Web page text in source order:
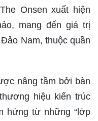
Onsen xuất hiện
mang đến giá trị
Nam, thuộc quần
nâng tầm bởi bàn
hiệu kiến trúc
hứng từ những “lớp